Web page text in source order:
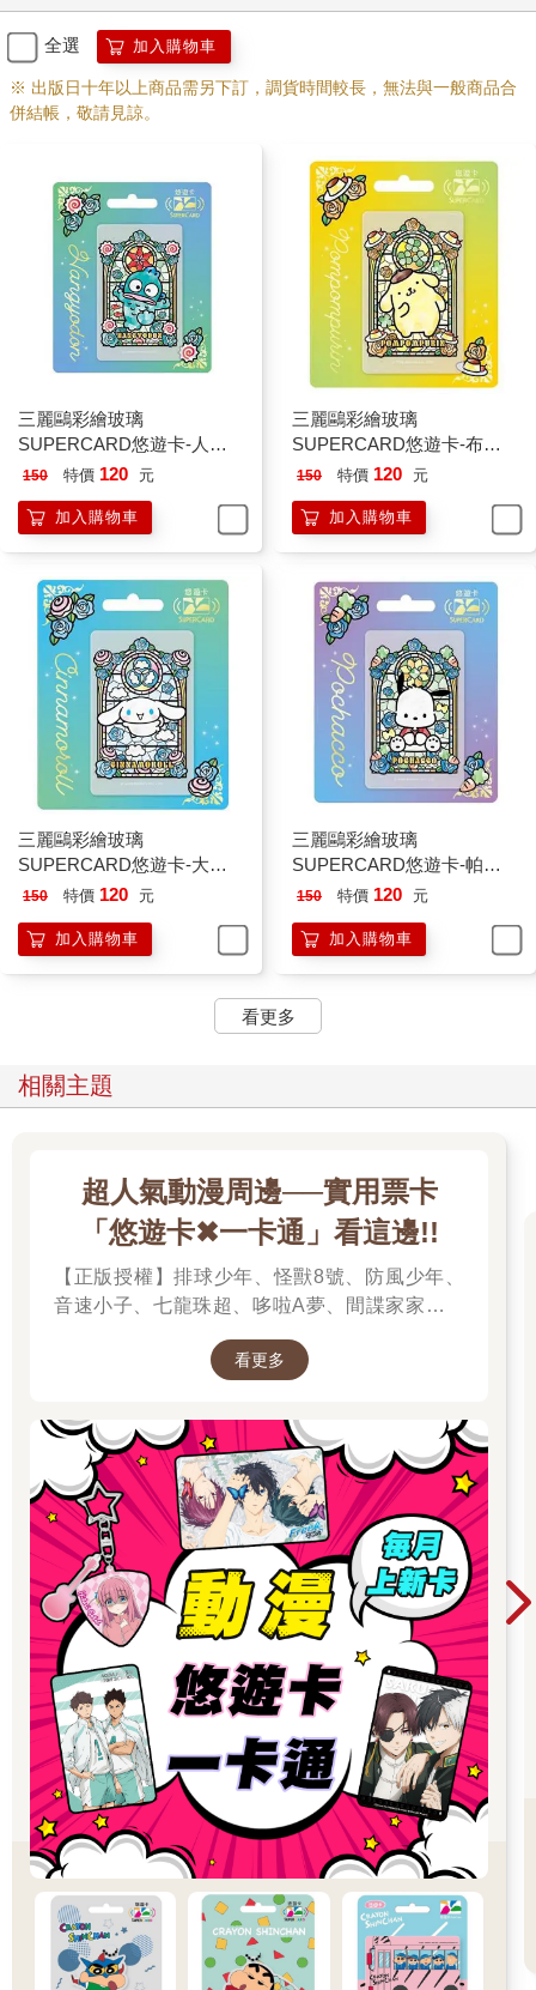
全選 加入購物車
※ 出版日十年以上商品需另下訂，調貨時間較長，無法與一般商品合
併結帳，敬請見諒。
三麗鷗彩繪玻璃
SUPERCARD悠遊卡-人魚
漢頓(透明卡)【受託代銷】
150 特價 120 元
加入購物車
三麗鷗彩繪玻璃
SUPERCARD悠遊卡-布丁
狗【受託代銷】
150 特價 120 元
加入購物車
三麗鷗彩繪玻璃
SUPERCARD悠遊卡-大耳
狗【受託代銷】
150 特價 120 元
加入購物車
三麗鷗彩繪玻璃
SUPERCARD悠遊卡-帕恰
狗【受託代銷】
150 特價 120 元
加入購物車
看更多
相關主題
超人氣動漫周邊──實用票卡
「悠遊卡✖一卡通」看這邊!!
【正版授權】排球少年、怪獸8號、防風少年、
音速小子、七龍珠超、哆啦A夢、間諜家家酒、
滾、美少女戰士、Free!男子游泳部、寶可夢、音
諾貝塔
看更多